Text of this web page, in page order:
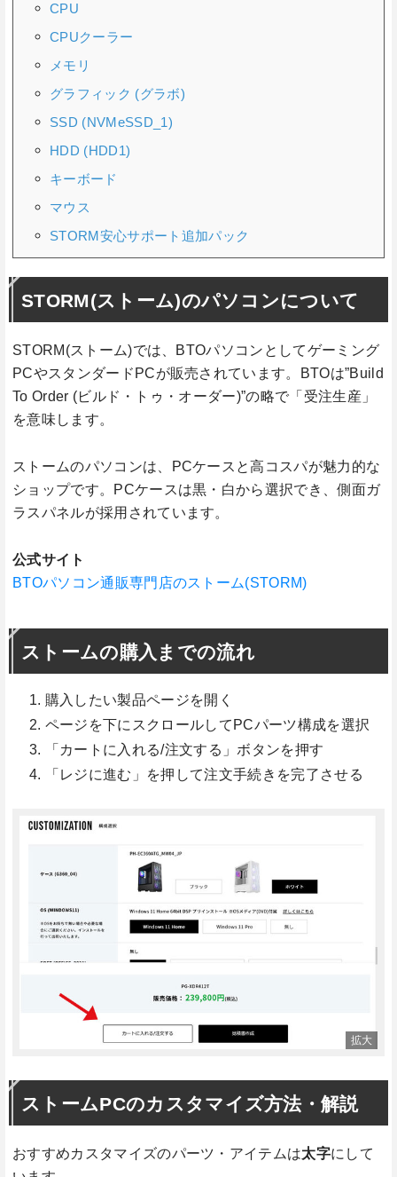
CPU
CPUクーラー
メモリ
グラフィック (グラボ)
SSD (NVMeSSD_1)
HDD (HDD1)
キーボード
マウス
STORM安心サポート追加パック
STORM(ストーム)のパソコンについて
STORM(ストーム)では、BTOパソコンとしてゲーミング
PCやスタンダードPCが販売されています。BTOは”Build
To Order (ビルド・トゥ・オーダー)”の略で「受注生産」
を意味します。
ストームのパソコンは、PCケースと高コスパが魅力的な
ショップです。PCケースは黒・白から選択でき、側面ガ
ラスパネルが採用されています。
公式サイト
BTOパソコン通販専門店のストーム(STORM)
ストームの購入までの流れ
購入したい製品ページを開く
ページを下にスクロールしてPCパーツ構成を選択
「カートに入れる/注文する」ボタンを押す
「レジに進む」を押して注文手続きを完了させる
ストームPCのカスタマイズ方法・解説
おすすめカスタマイズのパーツ・アイテムは太字にして